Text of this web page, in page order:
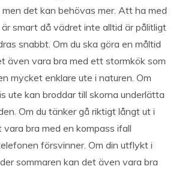
det kan behövas mer. Att ha med
smart då vädret inte alltid är pålitligt
snabbt. Om du ska göra en måltid
även vara bra med ett stormkök som
mycket enklare ute i naturen. Om
ute kan broddar till skorna underlätta
Om du tänker gå riktigt långt ut i
bra med en kompass ifall
försvinner. Om din utflykt i
sommaren kan det även vara bra